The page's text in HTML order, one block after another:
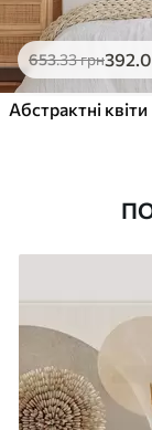
653.33грн392
Абстрактні квіти